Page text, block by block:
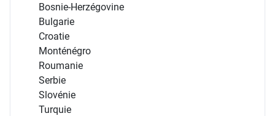
Bosnie-Herzégovine
Bulgarie
Croatie
Monténégro
Roumanie
Serbie
Slovénie
Turquie